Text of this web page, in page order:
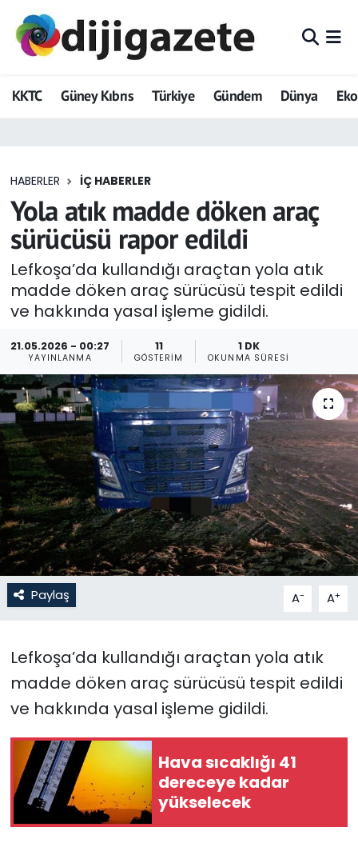
KKTC Güney Kıbrıs Türkiye Gündem Dünya
HABERLER İÇ HABERLER
Yola atık madde döken araç
sürücüsü rapor edildi
Lefkoşa’da kullandığı araçtan yola atık
madde döken araç sürücüsü tespit edildi
ve hakkında yasal işleme gidildi.
21.05.2026 - 00:27
YAYINLANMA
11
GÖSTERIM
1 DK
OKUNMA SÜRESI
Paylaş A- A+
Lefkoşa’da kullandığı araçtan yola atık
madde döken araç sürücüsü tespit edildi
ve hakkında yasal işleme gidildi.
Hava sıcaklığı 41
dereceye kadar
yükselecek
ADVERTORIAL
Dijigazete
Eğitim
Ekonomi
Foto Galeri
GEZİ
Güncel
Gündem
KKTC
KKTC YEREL SEÇİM 2018
Kültür Sanat
Magazin
Moda
Otomobil Dünyası
Politika
SAĞLIK
Spor
Hava Durumu
Trafik Durumu
Tüm Manşetler
Son Dakika Haberleri
Haber Arşivi